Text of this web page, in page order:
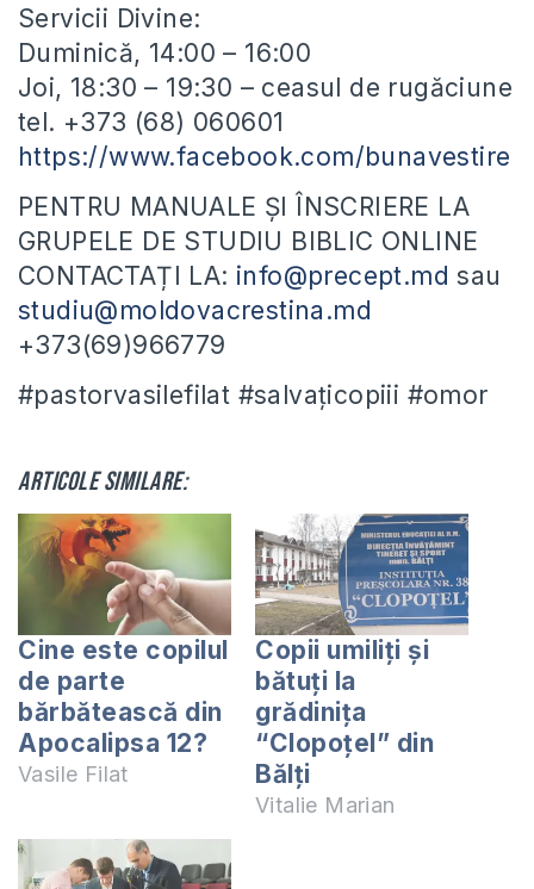
Servicii Divine:
Duminică, 14:00 – 16:00
Joi, 18:30 – 19:30 – ceasul de rugăciune
tel. +373 (68) 060601
https://www.facebook.com/bunavestire
PENTRU MANUALE ȘI ÎNSCRIERE LA
GRUPELE DE STUDIU BIBLIC ONLINE
CONTACTAȚI LA: info@precept.md sau
studiu@moldovacrestina.md
+373(69)966779
#pastorvasilefilat #salvațicopiii #omor
Articole similare:
Cine este copilul
de parte
bărbătească din
Apocalipsa 12?
Vasile Filat
Copii umiliți și
bătuți la
grădinița
“Clopoțel” din
Bălți
Vitalie Marian